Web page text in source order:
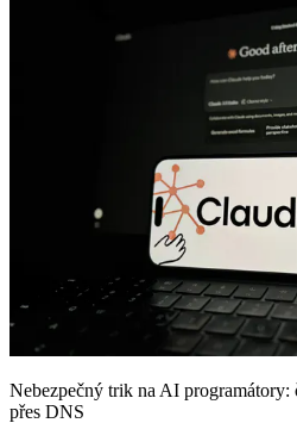
Nebezpečný trik na AI
přes DNS